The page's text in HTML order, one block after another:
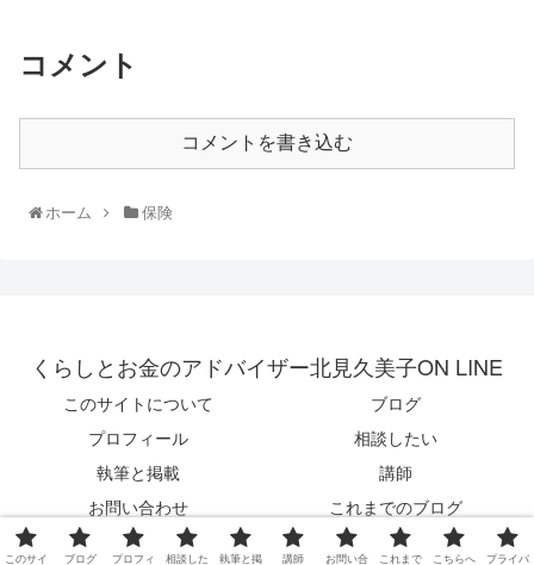
コメント
コメントを書き込む
ホーム 保険
くらしとお金のアドバイザー北見久美子ON LINE
このサイトについて
ブログ
プロフィール
相談したい
執筆と掲載
講師
お問い合わせ
これまでのブログ
こちらへのアクセス
プライバシー・ポリシー（個人情
このサイ ブログ プロフィ 相談した 執筆と掲 講師 お問い合 これまで こちらへ プライバ